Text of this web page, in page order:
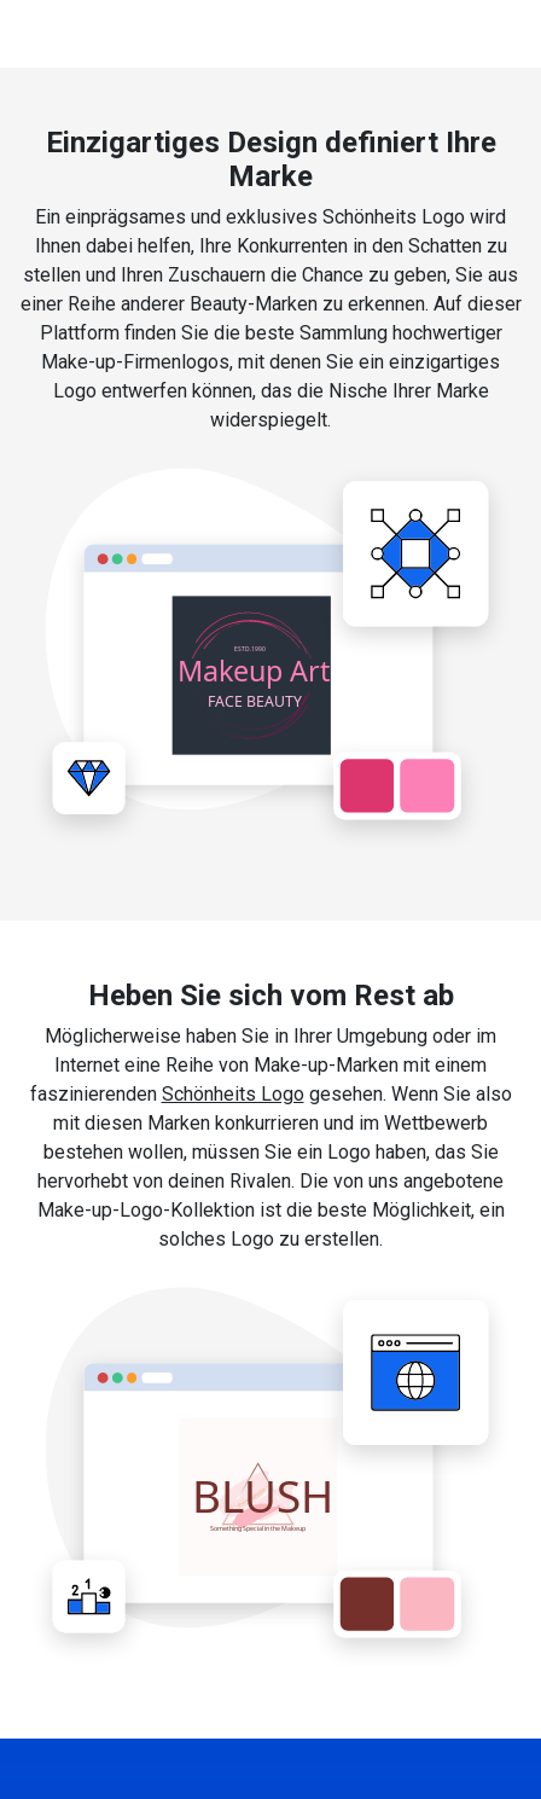
Einzigartiges Design definiert Ihre
Marke
Ein einprägsames und exklusives Schönheits Logo wird
Ihnen dabei helfen, Ihre Konkurrenten in den Schatten zu
stellen und Ihren Zuschauern die Chance zu geben, Sie aus
einer Reihe anderer Beauty-Marken zu erkennen. Auf dieser
Plattform finden Sie die beste Sammlung hochwertiger
Make-up-Firmenlogos, mit denen Sie ein einzigartiges
Logo entwerfen können, das die Nische Ihrer Marke
widerspiegelt.
Heben Sie sich vom Rest ab
Möglicherweise haben Sie in Ihrer Umgebung oder im
Internet eine Reihe von Make-up-Marken mit einem
faszinierenden Schönheits Logogesehen. Wenn Sie also
mit diesen Marken konkurrieren und im Wettbewerb
bestehen wollen, müssen Sie ein Logo haben, das Sie
hervorhebt von deinen Rivalen. Die von uns angebotene
Make-up-Logo-Kollektion ist die beste Möglichkeit, ein
solches Logo zu erstellen.